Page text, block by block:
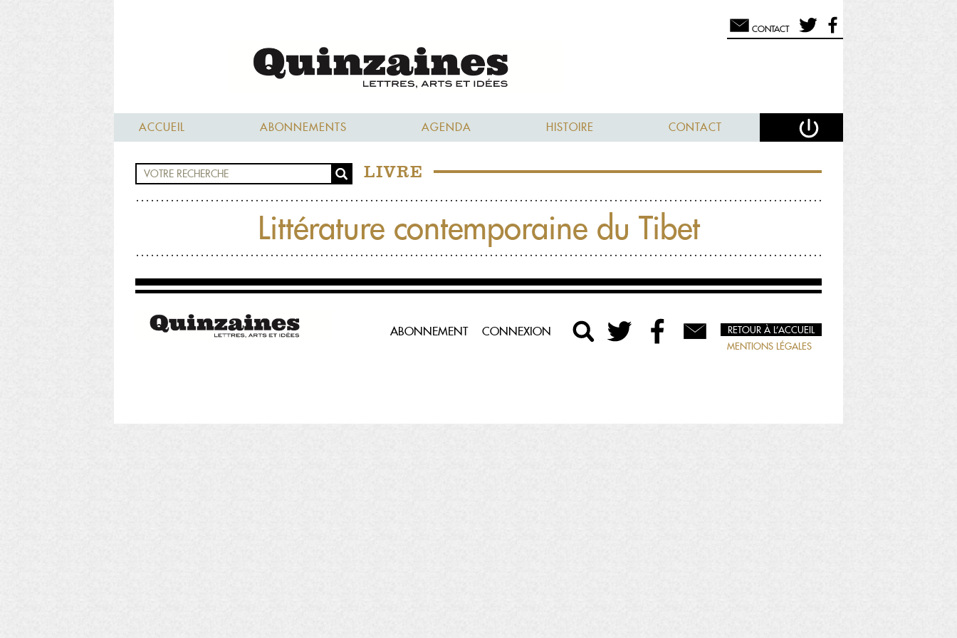
CONTACT
ACCUEIL ABONNEMENTS AGENDA HISTOIRE CONTACT
LIVRE
Littérature contemporaine du Tibet
ABONNEMENT CONNEXION
RETOUR À L’ACCUEIL
MENTIONS LÉGALES